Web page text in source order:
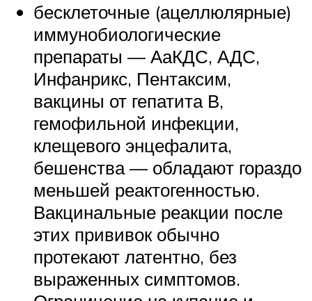
бесклеточные (ацеллюлярные)
иммунобиологические
препараты — АаКДС, АДС,
Инфанрикс, Пентаксим,
вакцины от гепатита В,
гемофильной инфекции,
клещевого энцефалита,
бешенства — обладают гораздо
меньшей реактогенностью.
Вакцинальные реакции после
этих прививок обычно
протекают латентно, без
выраженных симптомов.